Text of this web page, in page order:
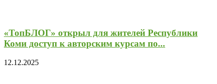
«ТопБЛОГ» открыл для жителей Республики
Коми доступ к авторским курсам по...
12.12.2025